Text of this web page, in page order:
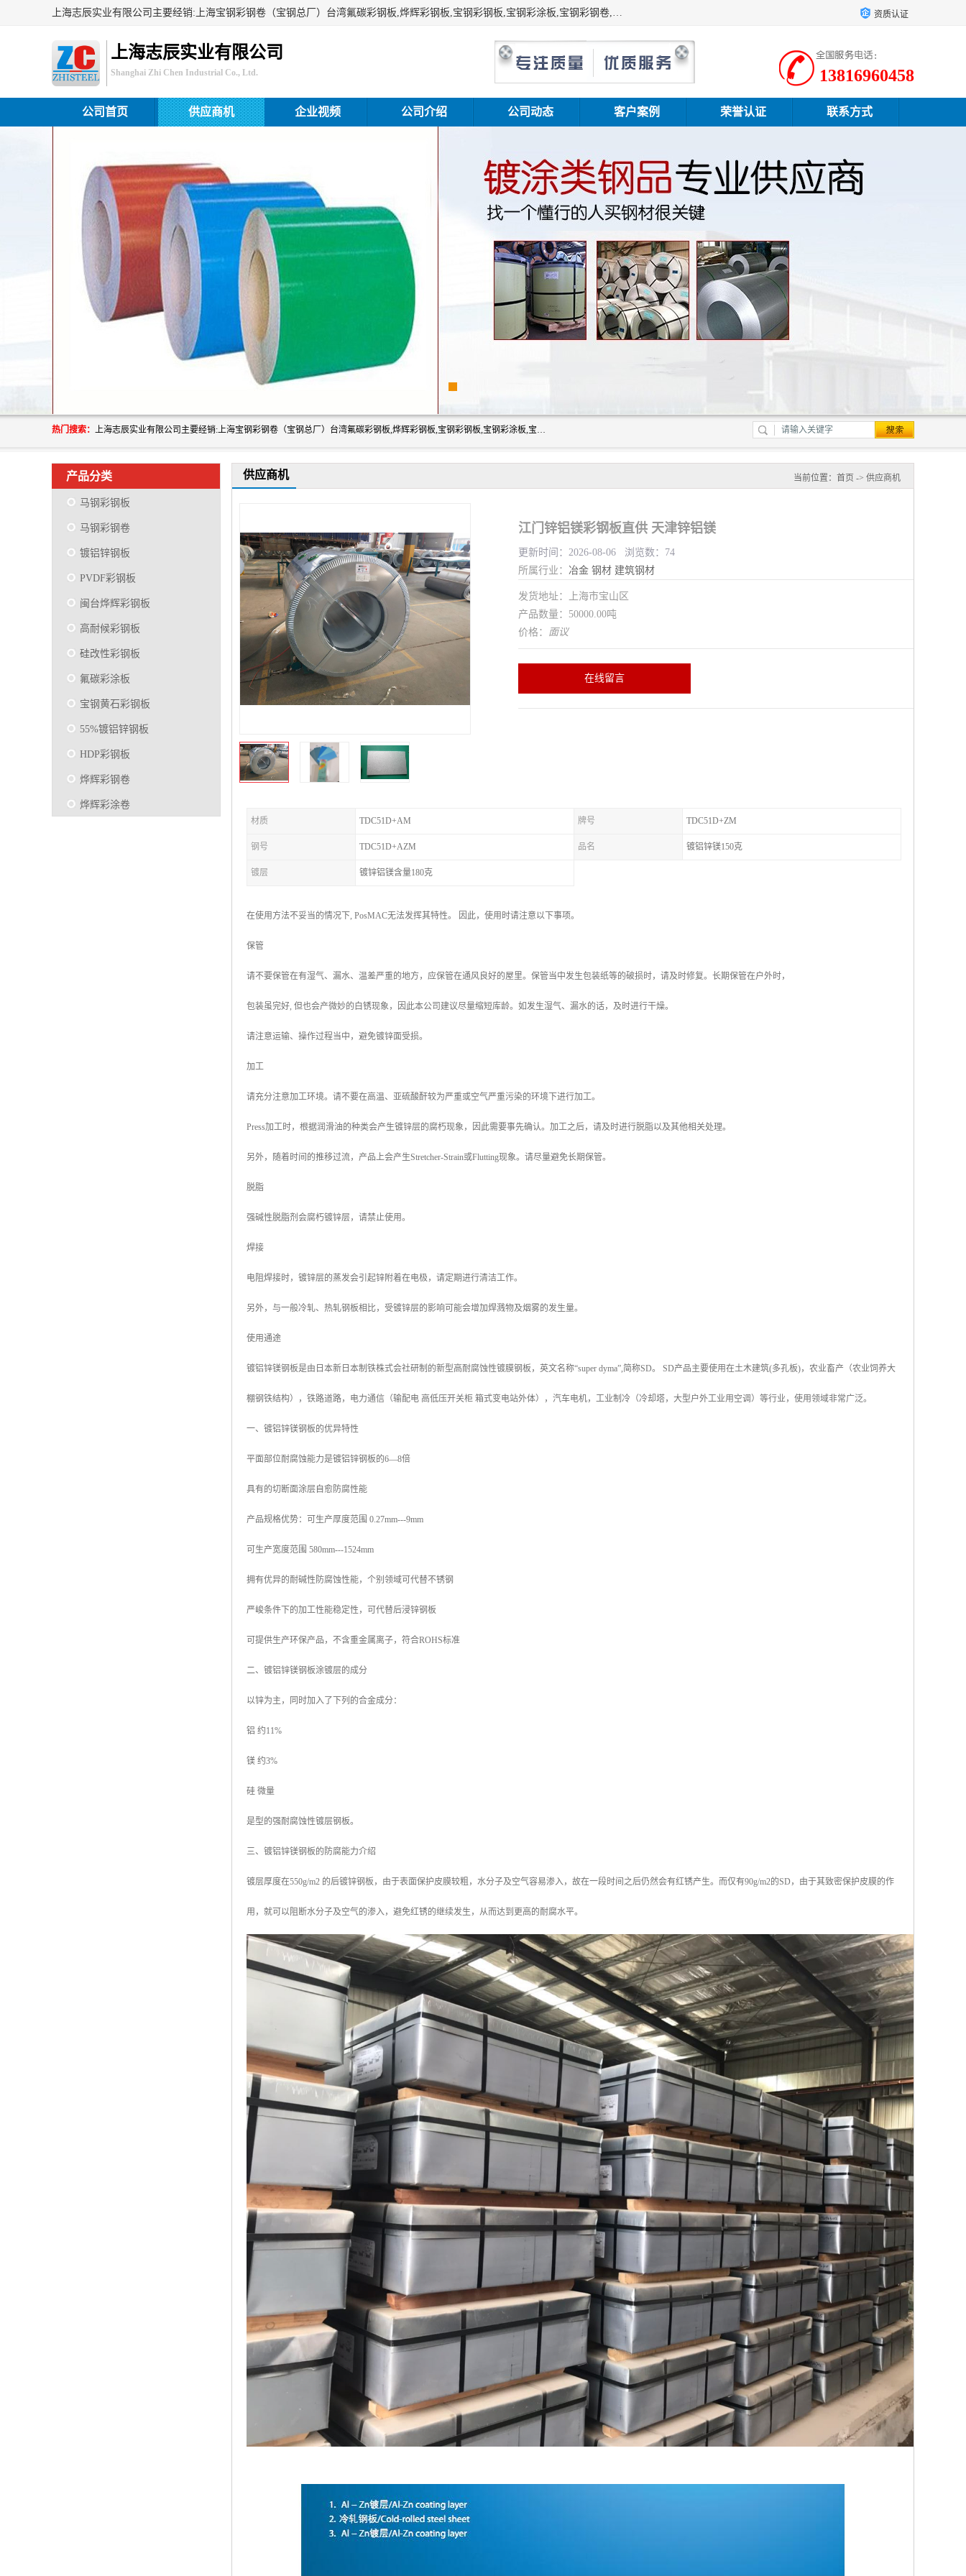
上海志辰实业有限公司主要经销:上海宝钢彩钢卷（宝钢总厂）台湾氟碳彩钢板,烨辉彩钢板,宝钢彩钢板,宝钢彩涂板,宝钢彩钢卷,马钢彩钢板,马钢彩钢卷,镀铝锌钢板,PVDF彩钢板,台湾烨辉彩钢板,高耐候彩钢板,硅改性彩钢板,规格齐全。 资质认证
上海志辰实业有限公司
Shanghai Zhi Chen Industrial Co., Ltd. 13816960458
公司首页 供应商机 企业视频 公司介绍 公司动态 客户案例 荣誉认证 联系方式
热门搜索： 上海志辰实业有限公司主要经销:上海宝钢彩钢卷（宝钢总厂）台湾氟碳彩钢板,烨辉彩钢板,宝钢彩钢板,宝钢彩涂板,宝钢彩钢卷,马钢彩钢板,马钢彩钢卷,镀铝锌钢板,PVDF彩钢板,台湾烨辉彩钢板,高耐候彩钢板,硅改性彩钢板,规格齐全。
产品分类
马钢彩钢板
马钢彩钢卷
镀铝锌钢板
PVDF彩钢板
闽台烨辉彩钢板
高耐候彩钢板
硅改性彩钢板
氟碳彩涂板
宝钢黄石彩钢板
55%镀铝锌钢板
HDP彩钢板
烨辉彩钢卷
烨辉彩涂卷
供应商机 当前位置： 首页 -> 供应商机
江门锌铝镁彩钢板直供 天津锌铝镁
更新时间：2026-08-06 浏览数：74
所属行业： 冶金 钢材 建筑钢材
发货地址：上海市宝山区
产品数量：50000.00吨
价格： 面议
在线留言
材质 TDC51D+AM 牌号 TDC51D+ZM
钢号 TDC51D+AZM 品名 镀铝锌镁150克
镀层 镀锌铝镁含量180克
在使用方法不妥当的情况下, PosMAC无法发挥其特性。 因此，使用时请注意以下事项。
保管
请不要保管在有湿气、漏水、温差严重的地方，应保管在通风良好的屋里。保管当中发生包装纸等的破损时，请及时修复。长期保管在户外时，
包装虽完好, 但也会产微妙的白锈现象，因此本公司建议尽量缩短库龄。如发生湿气、漏水的话，及时进行干燥。
请注意运输、操作过程当中，避免镀锌面受损。
加工
请充分注意加工环境。请不要在高温、亚硫酸酐较为严重或空气严重污染的环境下进行加工。
Press加工时，根据润滑油的种类会产生镀锌层的腐朽现象，因此需要事先确认。加工之后，请及时进行脱脂以及其他相关处理。
另外，随着时间的推移过流，产品上会产生Stretcher-Strain或Flutting现象。请尽量避免长期保管。
脱脂
强碱性脱脂剂会腐朽镀锌层，请禁止使用。
焊接
电阻焊接时，镀锌层的蒸发会引起锌附着在电极，请定期进行清洁工作。
另外，与一般冷轧、热轧钢板相比，受镀锌层的影响可能会增加焊溅物及烟雾的发生量。
使用通途
镀铝锌镁钢板是由日本新日本制铁株式会社研制的新型高耐腐蚀性镀膜钢板，英文名称“super dyma”,简称SD。 SD产品主要使用在土木建筑(多孔板)，农业畜产（农业饲养大
棚钢铁结构），铁路道路，电力通信（输配电 高低压开关柜 箱式变电站外体），汽车电机，工业制冷（冷却塔，大型户外工业用空调）等行业，使用领域非常广泛。
一、镀铝锌镁钢板的优异特性
平面部位耐腐蚀能力是镀铝锌钢板的6—8倍
具有的切断面涂层自愈防腐性能
产品规格优势：可生产厚度范围 0.27mm---9mm
可生产宽度范围 580mm---1524mm
拥有优异的耐碱性防腐蚀性能，个别领域可代替不锈钢
严峻条件下的加工性能稳定性，可代替后浸锌钢板
可提供生产环保产品，不含重金属离子，符合ROHS标准
二、镀铝锌镁钢板涂镀层的成分
以锌为主，同时加入了下列的合金成分：
铝 约11%
镁 约3%
硅 微量
是型的强耐腐蚀性镀层钢板。
三、镀铝锌镁钢板的防腐能力介绍
镀层厚度在550g/m2 的后镀锌钢板，由于表面保护皮膜较粗，水分子及空气容易渗入，故在一段时间之后仍然会有红锈产生。而仅有90g/m2的SD，由于其致密保护皮膜的作
用，就可以阻断水分子及空气的渗入，避免红锈的继续发生，从而达到更高的耐腐水平。